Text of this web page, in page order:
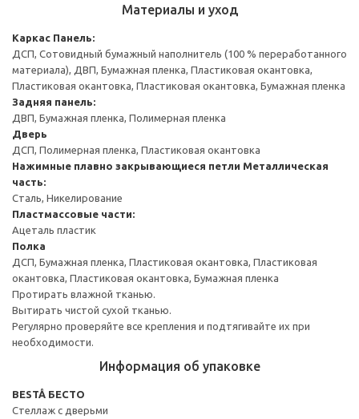
Материалы и уход
Каркас Панель:
ДСП, Сотовидный бумажный наполнитель (100 % переработанного
материала), ДВП, Бумажная пленка, Пластиковая окантовка,
Пластиковая окантовка, Пластиковая окантовка, Бумажная пленка
Задняя панель:
ДВП, Бумажная пленка, Полимерная пленка
Дверь
ДСП, Полимерная пленка, Пластиковая окантовка
Нажимные плавно закрывающиеся петли Металлическая
часть:
Сталь, Никелирование
Пластмассовые части:
Ацеталь пластик
Полка
ДСП, Бумажная пленка, Пластиковая окантовка, Пластиковая
окантовка, Пластиковая окантовка, Бумажная пленка
Протирать влажной тканью.
Вытирать чистой сухой тканью.
Регулярно проверяйте все крепления и подтягивайте их при
необходимости.
Информация об упаковке
BESTÅ БЕСТО
Стеллаж с дверьми